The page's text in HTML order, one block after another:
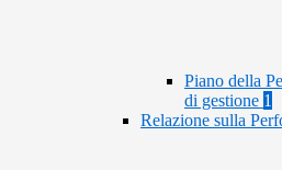
Piano della
di gestione 1
Relazione sulla